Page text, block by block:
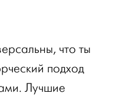
что ты
подход
Лучшие